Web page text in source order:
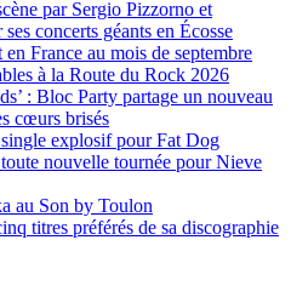
par Sergio Pizzorno et
concerts géants en Écosse
France au mois de septembre
à la Route du Rock 2026
: Bloc Party partage un nouveau
cœurs brisés
explosif pour Fat Dog
nouvelle tournée pour Nieve
au Son by Toulon
titres préférés de sa discographie